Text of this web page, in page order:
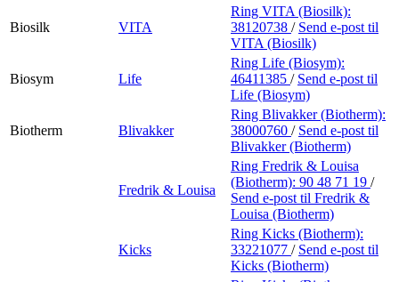
Biosilk VITA
Ring VITA (Biosilk):
38120738 / Send e-post til
VITA (Biosilk)
Biosym Life
Ring Life (Biosym):
46411385 / Send e-post til
Life (Biosym)
Biotherm Blivakker
Ring Blivakker (Biotherm):
38000760 / Send e-post til
Blivakker (Biotherm)
Fredrik & Louisa
Ring Fredrik & Louisa
(Biotherm): 90 48 71 19 /
Send e-post til Fredrik &
Louisa (Biotherm)
Kicks
Ring Kicks (Biotherm):
33221077 / Send e-post til
Kicks (Biotherm)